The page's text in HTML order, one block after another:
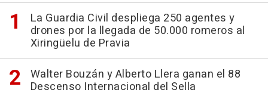
La Guardia Civil despliega 250 agentes y
drones por la llegada de 50.000 romeros al
Xiringüelu de Pravia
Walter Bouzán y Alberto Llera ganan el 88
Descenso Internacional del Sella